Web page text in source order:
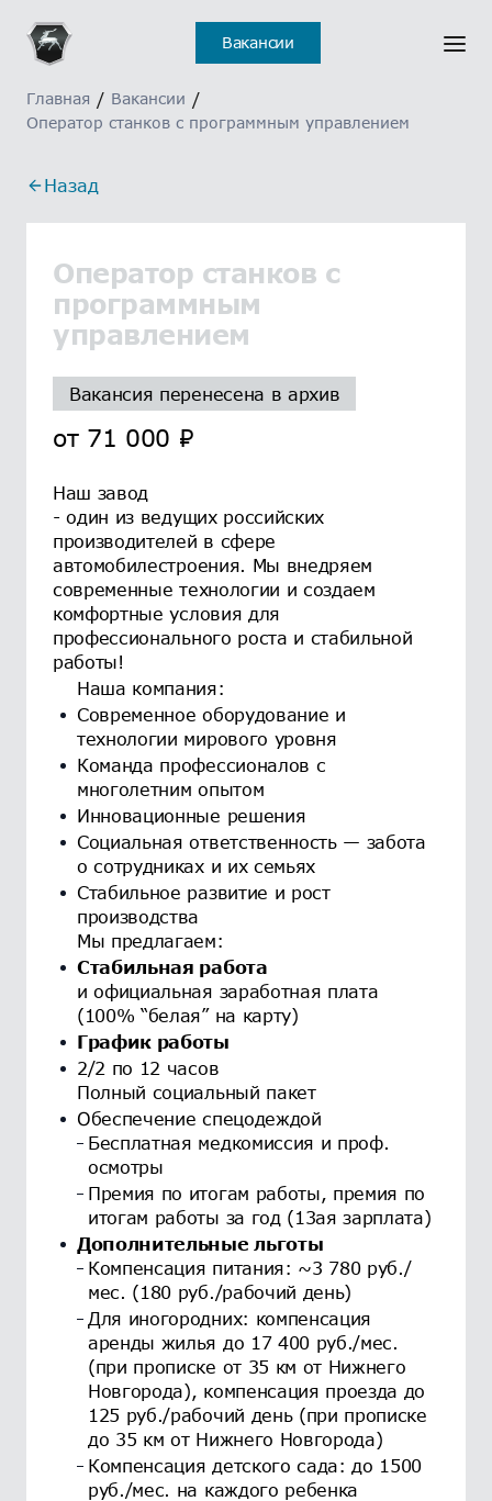
Вакансии
Главная / Вакансии /
Оператор станков с программным управлением
Назад
Оператор станков с
программным
управлением
Вакансия перенесена в архив
от 71 000 ₽
Наш завод
- один из ведущих российских
производителей в сфере
автомобилестроения. Мы внедряем
современные технологии и создаем
комфортные условия для
профессионального роста и стабильной
работы!
Наша компания:
Современное оборудование и
технологии мирового уровня
Команда профессионалов с
многолетним опытом
Инновационные решения
Социальная ответственность — забота
о сотрудниках и их семьях
Стабильное развитие и рост
производства
Мы предлагаем:
Стабильная работа
и официальная заработная плата
(100% “белая” на карту)
График работы
2/2 по 12 часов​​​​​​​
Полный социальный пакет
Обеспечение спецодеждой
Бесплатная медкомиссия и проф.
осмотры
Премия по итогам работы, премия по
итогам работы за год (13ая зарплата)
Дополнительные льготы
Компенсация питания: ~3 780 руб./
мес. (180 руб./рабочий день)
Для иногородних: компенсация
аренды жилья до 17 400 руб./мес.
(при прописке от 35 км от Нижнего
Новгорода), компенсация проезда до
125 руб./рабочий день (при прописке
до 35 км от Нижнего Новгорода)
Компенсация детского сада: до 1500
руб./мес. на каждого ребенка